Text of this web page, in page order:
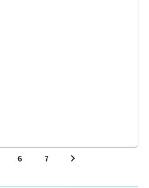
6 7